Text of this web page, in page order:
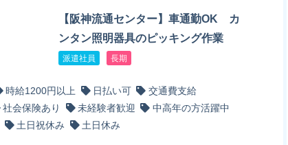
【阪神流通センター】車通勤OK カ
ンタン照明器具のピッキング作業
派遣社員 長期
時給1200円以上 日払い可
交通費支給
社会保険あり 未経験者歓迎
中高年の方活躍中
土日祝休み 土日休み